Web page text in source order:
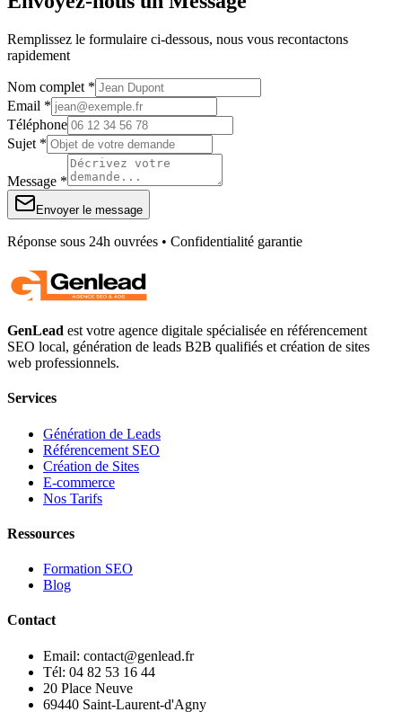
Remplissez le formulaire ci-dessous, nous vous recontactons
rapidement
Nom complet *
Email *
Téléphone
Sujet *
Message *
Envoyer le message
Réponse sous 24h ouvrées • Confidentialité garantie
GenLead est votre agence digitale spécialisée en référencement
SEO local, génération de leads B2B qualifiés et création de sites
web professionnels.
Services
Génération de Leads
Référencement SEO
Création de Sites
E-commerce
Nos Tarifs
Ressources
Formation SEO
Blog
Contact
Email: contact@genlead.fr
Tél: 04 82 53 16 44
20 Place Neuve
69440 Saint-Laurent-d'Agny